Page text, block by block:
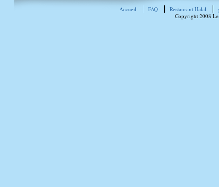
Accueil FAQ Restaurant Halal
Copyright 2008